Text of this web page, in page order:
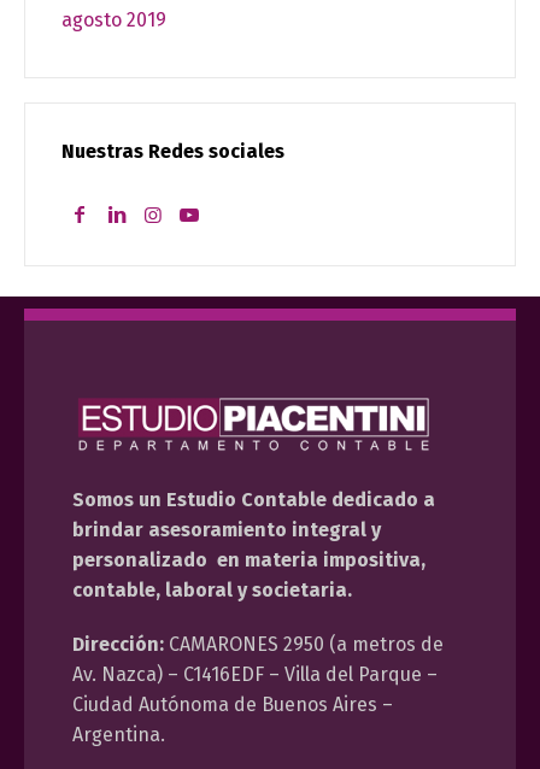
agosto 2019
Nuestras Redes sociales
Somos un Estudio Contable dedicado a
brindar asesoramiento integral y
personalizado en materia impositiva,
contable, laboral y societaria.
Dirección: CAMARONES 2950 (a metros de
Av. Nazca) – C1416EDF – Villa del Parque –
Ciudad Autónoma de Buenos Aires –
Argentina.